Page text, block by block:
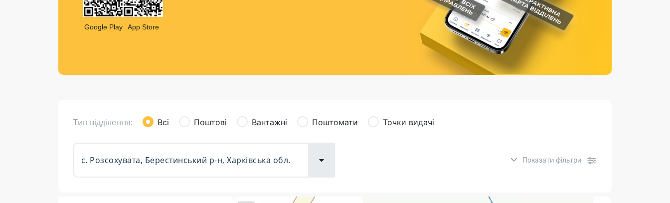
Листи та листівки
Кур’єрська доставка
Страхові послуги
Каталог «Укрпошта Маркет»
Google Play App Store
Тип відділення: Всі Поштові Вантажні Поштомати Точки видачі
Показати фільтри